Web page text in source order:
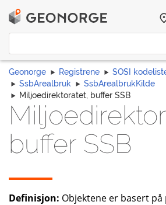
Geonorge Registrene SOSI
SsbArealbruk
SsbArealbrukKilde
Miljoedirektoratet, buffer SSB
buffer SSB
Definisjon: Objektene er basert